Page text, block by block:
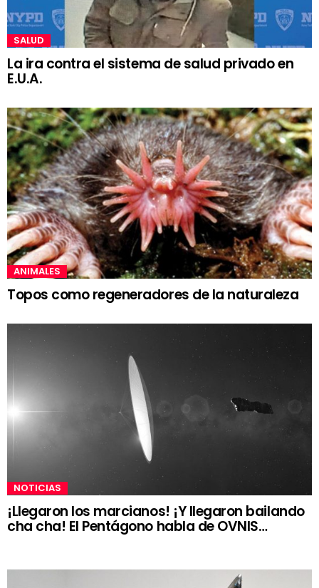
SALUD
La ira contra el sistema de salud privado en
E.U.A.
ANIMALES
Topos como regeneradores de la naturaleza
NOTICIAS
¡Llegaron los marcianos! ¡Y llegaron bailando
cha cha! El Pentágono habla de OVNIS…